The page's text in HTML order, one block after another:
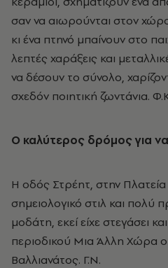
σαν να αιωρούνται στον
κι ένα πτηνό μπαίνουν στο
λεπτές χαράξεις και
να δέσουν το σύνολο,
σχεδόν ποιητική ζωντάνια.
Ο καλύτερος δρόμος για να
Η οδός Στρέητ, στην
σημειολογικό στιλ και πολύ
μοδάτη, εκεί είχε στεγάσει
περιοδικού Mια Άλλη Xώρα
Bαλλιανάτος. Γ.Ν.